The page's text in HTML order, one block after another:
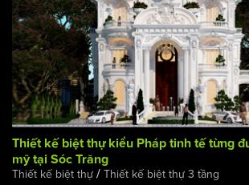
Thiết kế biệt thự kiểu Pháp tinh tế từng
mỹ tại Sóc Trăng
Thiết kế biệt thự / Thiết kế biệt thự 3 tầng